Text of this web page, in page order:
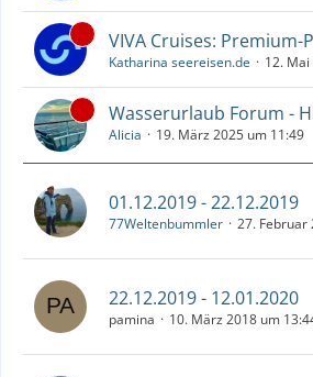
VIVA Cruises:
Katharina seereisen.de 12.
Wasserurlaub Forum -
Alicia 19. März 2025 um 11:49
01.12.2019 - 22.12.2019
77Weltenbummler 27. Februar
22.12.2019 - 12.01.2020
pamina 10. März 2018 um